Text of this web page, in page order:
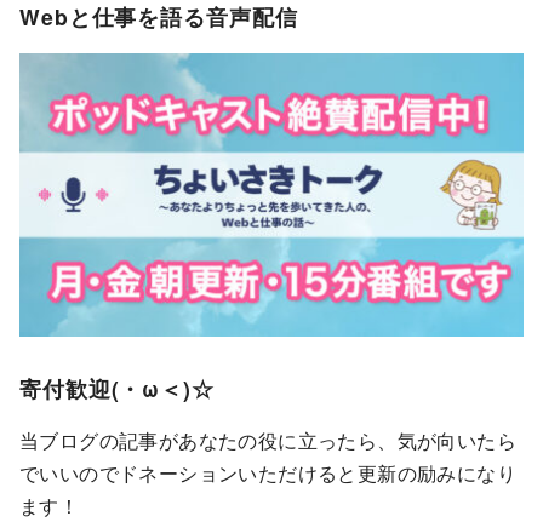
Webと仕事を語る音声配信
寄付歓迎(・ω＜)☆
当ブログの記事があなたの役に立ったら、気が向いたら
でいいのでドネーションいただけると更新の励みになり
ます！